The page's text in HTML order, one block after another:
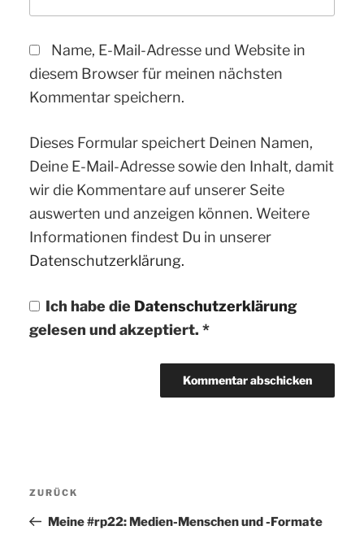
Name, E-Mail-Adresse und Website in
diesem Browser für meinen nächsten
Kommentar speichern.
Dieses Formular speichert Deinen Namen,
Deine E-Mail-Adresse sowie den Inhalt, damit
wir die Kommentare auf unserer Seite
auswerten und anzeigen können. Weitere
Informationen findest Du in unserer
Datenschutzerklärung.
Ich habe die Datenschutzerklärung
gelesen und akzeptiert. *
Vorheriger
Beitrag
ZURÜCK
Meine #rp22: Medien-Menschen und -Formate